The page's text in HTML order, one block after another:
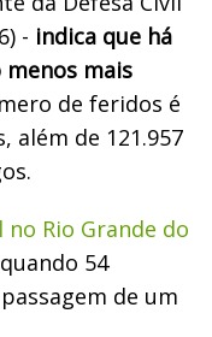
- indica que há
mais
de feridos é
além de 121.957
Rio Grande do
54
de um